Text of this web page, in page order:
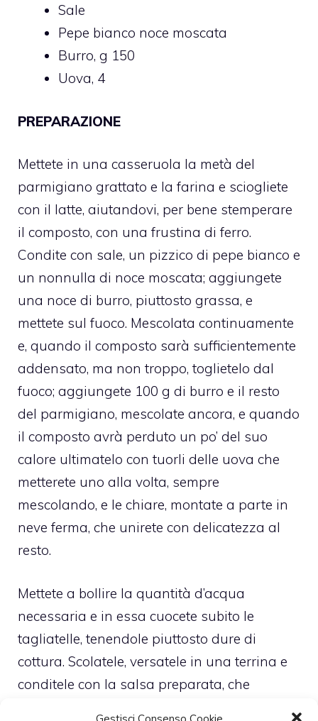
Sale
Pepe bianco noce moscata
Burro, g 150
Uova, 4
PREPARAZIONE
Mettete in una casseruola la metà del
parmigiano grattato e la farina e sciogliete
con il latte, aiutandovi, per bene stemperare
il composto, con una frustina di ferro.
Condite con sale, un pizzico di pepe bianco e
un nonnulla di noce moscata; aggiungete
una noce di burro, piuttosto grassa, e
mettete sul fuoco. Mescolata continuamente
e, quando il composto sarà sufficientemente
addensato, ma non troppo, toglietelo dal
fuoco; aggiungete 100 g di burro e il resto
del parmigiano, mescolate ancora, e quando
il composto avrà perduto un po’ del suo
calore ultimatelo con tuorli delle uova che
metterete uno alla volta, sempre
mescolando, e le chiare, montate a parte in
neve ferma, che unirete con delicatezza al
resto.
Mettete a bollire la quantità d’acqua
necessaria e in essa cuocete subito le
tagliatelle, tenendole piuttosto dure di
cottura. Scolatele, versatele in una terrina e
conditele con la salsa preparata, che